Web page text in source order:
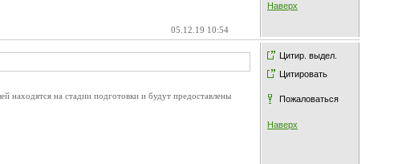
Наверх
05.12.19 10:54
Цитир. выдел.
Цитировать
Пожаловаться
Наверх
на стадии подготовки и будут предоставлены